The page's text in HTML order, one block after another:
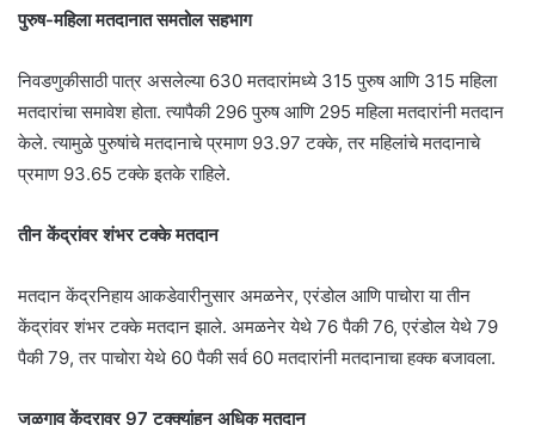
पुरुष-महिला मतदानात समतोल सहभाग
निवडणुकीसाठी पात्र असलेल्या 630 मतदारांमध्ये 315 पुरुष आणि 315 महिला
मतदारांचा समावेश होता. त्यापैकी 296 पुरुष आणि 295 महिला मतदारांनी मतदान
केले. त्यामुळे पुरुषांचे मतदानाचे प्रमाण 93.97 टक्के, तर महिलांचे मतदानाचे
प्रमाण 93.65 टक्के इतके राहिले.
तीन केंद्रांवर शंभर टक्के मतदान
मतदान केंद्रनिहाय आकडेवारीनुसार अमळनेर, एरंडोल आणि पाचोरा या तीन
केंद्रांवर शंभर टक्के मतदान झाले. अमळनेर येथे 76 पैकी 76, एरंडोल येथे 79
पैकी 79, तर पाचोरा येथे 60 पैकी सर्व 60 मतदारांनी मतदानाचा हक्क बजावला.
जळगाव केंद्रावर 97 टक्क्यांहून अधिक मतदान